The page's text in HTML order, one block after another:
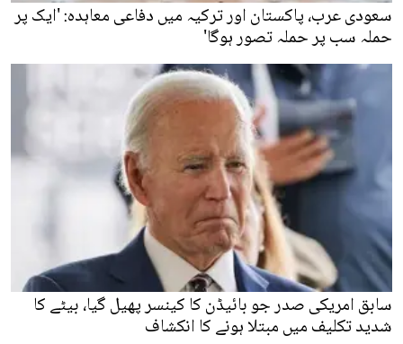
سعودی عرب، پاکستان اور ترکیہ میں دفاعی معاہدہ: 'ایک پر
حملہ سب پر حملہ تصور ہوگا'
سابق امریکی صدر جو بائیڈن کا کینسر پھیل گیا، بیٹے کا
شدید تکلیف میں مبتلا ہونے کا انکشاف